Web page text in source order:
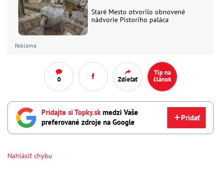
Staré Mesto otvorilo obnovené
nádvorie Pistoriho paláca
Reklama
0 Zdieľať
Tip na
článok
Pridajte si Topky.skmedzi Vaše
preferované zdroje na Google
Pridať
Nahlásiť chybu